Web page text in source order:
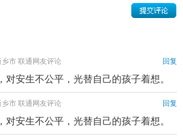
乡市 联通网友评论 回复
对安生不公平，光替自己的孩子着想。
乡市 联通网友评论 回复
对安生不公平，光替自己的孩子着想。